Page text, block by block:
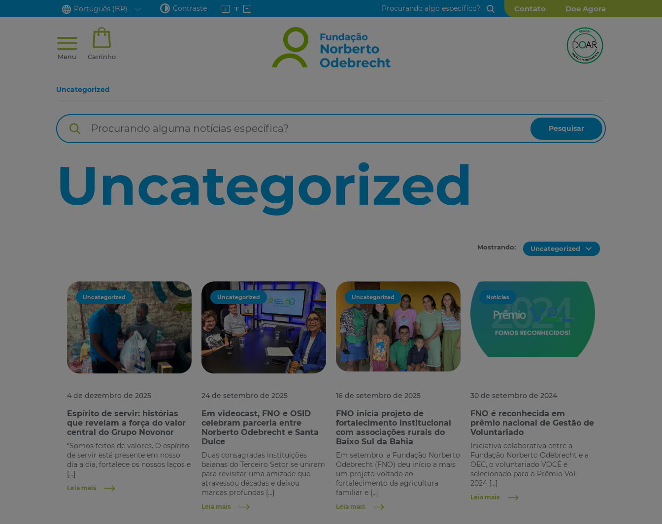
Português (BR) Contraste Contato Doe Agora
Menu Carrinho
Uncategorized
Pesquisar
Uncategorized
Mostrando: Uncategorized
Uncategorized
4 de dezembro de 2025
Espírito de servir: histórias
que revelam a força do valor
central do Grupo Novonor
“Somos feitos de valores. O espírito
de servir está presente em nosso
dia a dia, fortalece os nossos laços e
[…]
Leia mais
Uncategorized
24 de setembro de 2025
Em videocast, FNO e OSID
celebram parceria entre
Norberto Odebrecht e Santa
Dulce
Duas consagradas instituições
baianas do Terceiro Setor se uniram
para revisitar uma amizade que
atravessou décadas e deixou
marcas profundas […]
Leia mais
Uncategorized
16 de setembro de 2025
FNO inicia projeto de
fortalecimento institucional
com associações rurais do
Baixo Sul da Bahia
Em setembro, a Fundação Norberto
Odebrecht (FNO) deu início a mais
um projeto voltado ao
fortalecimento da agricultura
familiar e […]
Leia mais
Notícias
30 de setembro de 2024
FNO é reconhecida em
prêmio nacional de Gestão de
Voluntariado
Iniciativa colaborativa entre a
Fundação Norberto Odebrecht e a
OEC, o voluntariado VOCÊ é
selecionado para o Prêmio VoL
2024 […]
Leia mais